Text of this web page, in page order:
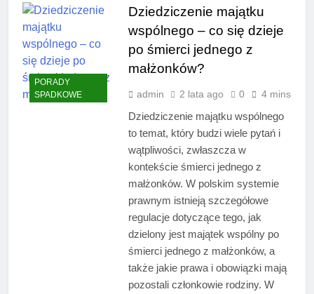
PORADY
SPADKOWE
Dziedziczenie majątku
wspólnego – co się dzieje
po śmierci jednego z
małżonków?
admin 2 lata ago 0 4 mins
Dziedziczenie majątku wspólnego
to temat, który budzi wiele pytań i
wątpliwości, zwłaszcza w
kontekście śmierci jednego z
małżonków. W polskim systemie
prawnym istnieją szczegółowe
regulacje dotyczące tego, jak
dzielony jest majątek wspólny po
śmierci jednego z małżonków, a
także jakie prawa i obowiązki mają
pozostali członkowie rodziny. W